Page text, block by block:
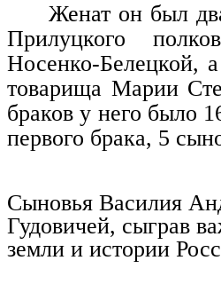
Женат он был
Прилуцкого
Носенко-Белецкой,
товарища Марии
браков у него было
первого брака, 5
Сыновья Василия
Гудовичей, сыграв
земли и истории